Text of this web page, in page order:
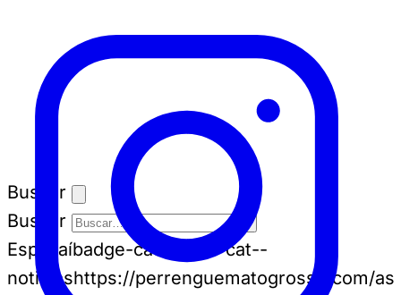
Buscar
Buscar
Espia aíbadge-cat badge-cat--
noticiashttps://perrenguematogrosso.com/